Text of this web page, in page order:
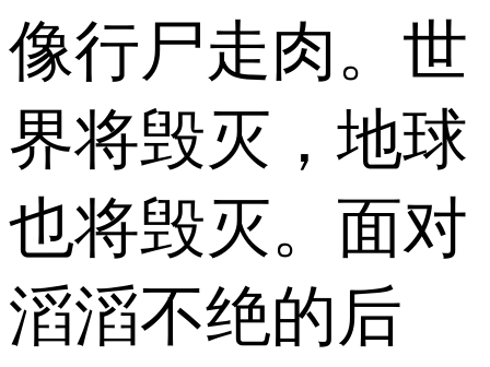
像行尸走肉。世
界将毁灭，地球
也将毁灭。面对
滔滔不绝的后